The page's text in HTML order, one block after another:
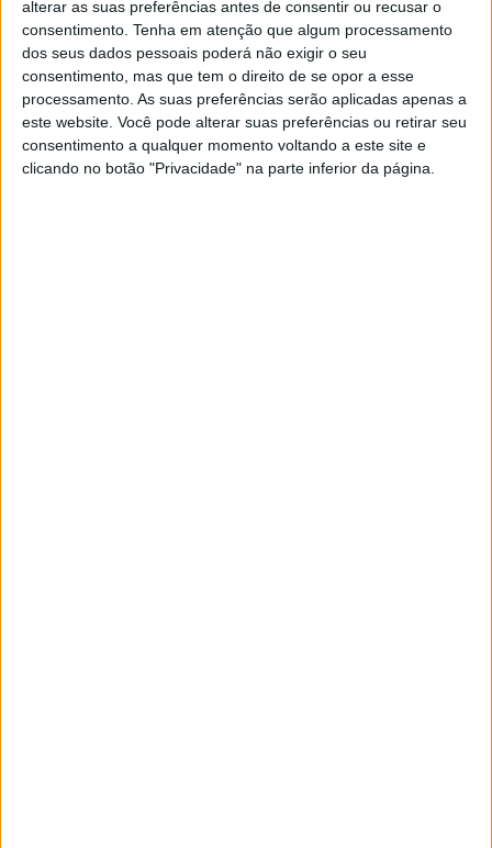
alterar as suas preferências antes de consentir ou recusar o
consentimento. Tenha em atenção que algum processamento
dos seus dados pessoais poderá não exigir o seu
consentimento, mas que tem o direito de se opor a esse
processamento. As suas preferências serão aplicadas apenas a
este website. Você pode alterar suas preferências ou retirar seu
consentimento a qualquer momento voltando a este site e
clicando no botão "Privacidade" na parte inferior da página.
–“Estou num dos melhores momentos da minha
carreira; sinto-me como em 2019 ou 2014”, observou o
piloto de 32 anos. “Estou a pilotar muito bem, estou
calmo e consigo administrar as corridas. Preciso manter
essa mentalidade e foco, e só posso agradecer à minha